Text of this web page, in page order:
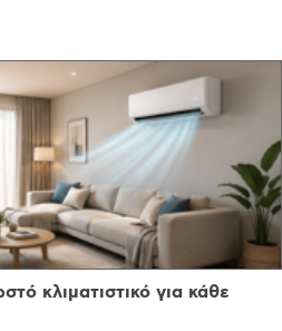
κλιματιστικό για κάθε